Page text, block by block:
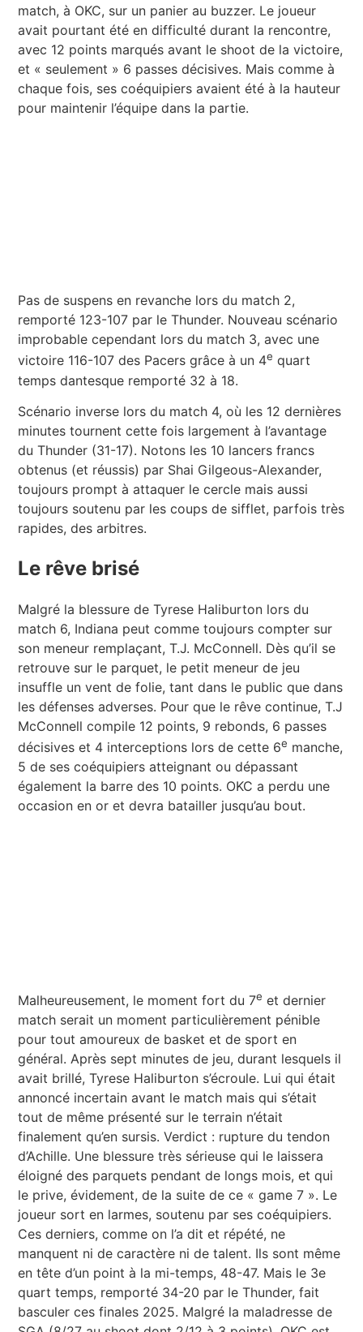
match, à OKC, sur un panier au buzzer. Le joueur
avait pourtant été en difficulté durant la rencontre,
avec 12 points marqués avant le shoot de la victoire,
et « seulement » 6 passes décisives. Mais comme à
chaque fois, ses coéquipiers avaient été à la hauteur
pour maintenir l’équipe dans la partie.
Pas de suspens en revanche lors du match 2,
remporté 123-107 par le Thunder. Nouveau scénario
improbable cependant lors du match 3, avec une
victoire 116-107 des Pacers grâce à un 4e quart
temps dantesque remporté 32 à 18.
Scénario inverse lors du match 4, où les 12 dernières
minutes tournent cette fois largement à l’avantage
du Thunder (31-17). Notons les 10 lancers francs
obtenus (et réussis) par Shai Gilgeous-Alexander,
toujours prompt à attaquer le cercle mais aussi
toujours soutenu par les coups de sifflet, parfois très
rapides, des arbitres.
Le rêve brisé
Malgré la blessure de Tyrese Haliburton lors du
match 6, Indiana peut comme toujours compter sur
son meneur remplaçant, T.J. McConnell. Dès qu’il se
retrouve sur le parquet, le petit meneur de jeu
insuffle un vent de folie, tant dans le public que dans
les défenses adverses. Pour que le rêve continue, T.J
McConnell compile 12 points, 9 rebonds, 6 passes
décisives et 4 interceptions lors de cette 6e manche,
5 de ses coéquipiers atteignant ou dépassant
également la barre des 10 points. OKC a perdu une
occasion en or et devra batailler jusqu’au bout.
Malheureusement, le moment fort du 7e et dernier
match serait un moment particulièrement pénible
pour tout amoureux de basket et de sport en
général. Après sept minutes de jeu, durant lesquels il
avait brillé, Tyrese Haliburton s’écroule. Lui qui était
annoncé incertain avant le match mais qui s’était
tout de même présenté sur le terrain n’était
finalement qu’en sursis. Verdict : rupture du tendon
d’Achille. Une blessure très sérieuse qui le laissera
éloigné des parquets pendant de longs mois, et qui
le prive, évidement, de la suite de ce « game 7 ». Le
joueur sort en larmes, soutenu par ses coéquipiers.
Ces derniers, comme on l’a dit et répété, ne
manquent ni de caractère ni de talent. Ils sont même
en tête d’un point à la mi-temps, 48-47. Mais le 3e
quart temps, remporté 34-20 par le Thunder, fait
basculer ces finales 2025. Malgré la maladresse de